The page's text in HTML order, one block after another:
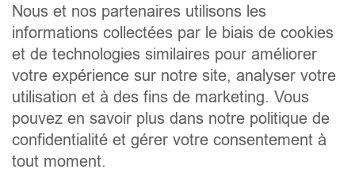
Télécom
Recevez toute l'actualité InPromo
Soyez informé des meilleures promotions en avant-première
en vous inscrivant à la newsletter InPromo vum LuxPost.
Nous et nos partenaires utilisons les
informations collectées par le biais de cookies
et de technologies similaires pour améliorer
votre expérience sur notre site, analyser votre
utilisation et à des fins de marketing. Vous
pouvez en savoir plus dans notre politique de
confidentialité et gérer votre consentement à
tout moment.